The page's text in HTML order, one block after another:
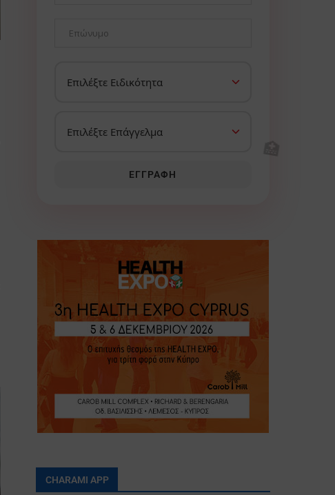
ΕΓΓΡΑΦΉ
CHARAMI APP